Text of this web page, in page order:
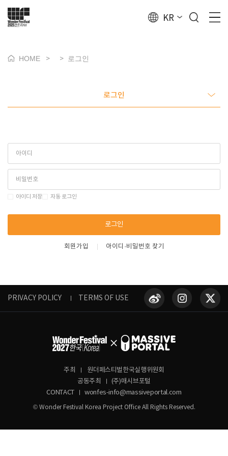
KR
HOME > > 로그인
로그인
아이디 저장 자동 로그인
로그인
회원가입 아이디·비밀번호 찾기
PRIVACY POLICY TERMS OF USE
주최
원더페스티벌한국실행위원회
공동주최
(주)매시브포털
CONTACT
wonfes-info@massiveportal.com
© Wonder Festival Korea Project Office All Rights Reserved.